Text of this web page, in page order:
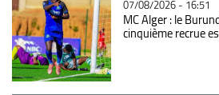
07/08/2026 - 16:51
MC Alger : le
cinquième recrue